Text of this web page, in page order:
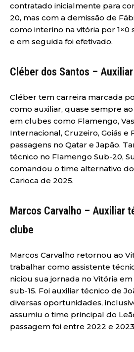
contratado inicialmente para
20, mas com a demissão de
como interino na vitória por 1×0
e em seguida foi efetivado.
Cléber dos Santos –
Cléber tem carreira marcada
como auxiliar, quase sempre
em clubes como Flamengo,
Internacional, Cruzeiro, Goiás e
passagens no Qatar e Japão.
técnico no Flamengo Sub-20,
comandou o time alternativo
Carioca de 2025.
Marcos Carvalho – Auxiliar
clube
Marcos Carvalho retornou ao
trabalhar como assistente
niciou sua jornada no Vitória
sub-15. Foi auxiliar técnico de
diversas oportunidades,
assumiu o time principal do
passagem foi entre 2022 e